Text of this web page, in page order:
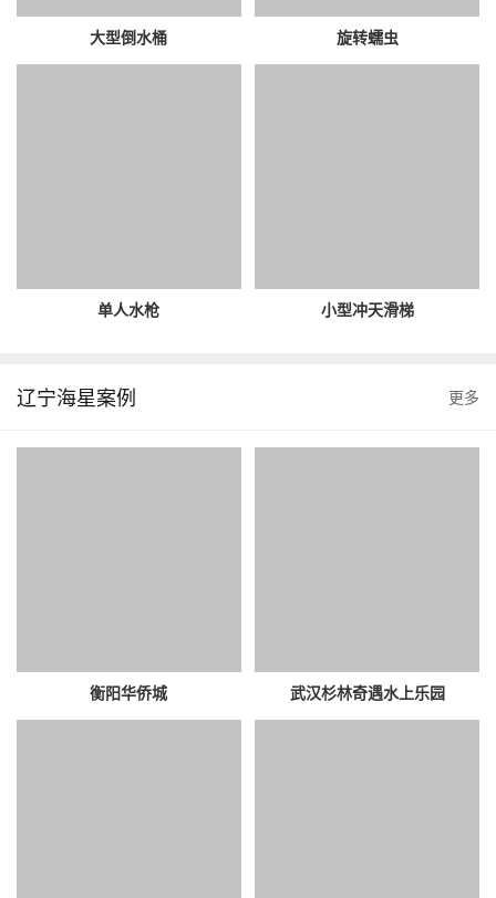
大型倒水桶 旋转蠕虫
单人水枪 小型冲天滑梯
辽宁海星案例 更多
衡阳华侨城 武汉杉林奇遇水上乐园